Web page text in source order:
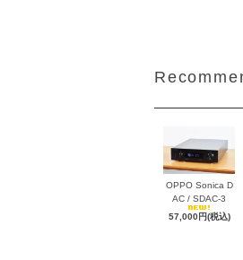
OPPO Sonica D
AC / SDAC-3
57,000円(税込)